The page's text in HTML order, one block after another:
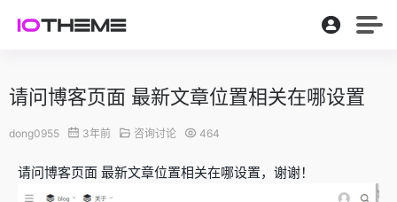
请问博客页面 最新文章位置相关在哪设置
dong0955 3年前 咨询讨论 464
请问博客页面 最新文章位置相关在哪设置，谢谢！